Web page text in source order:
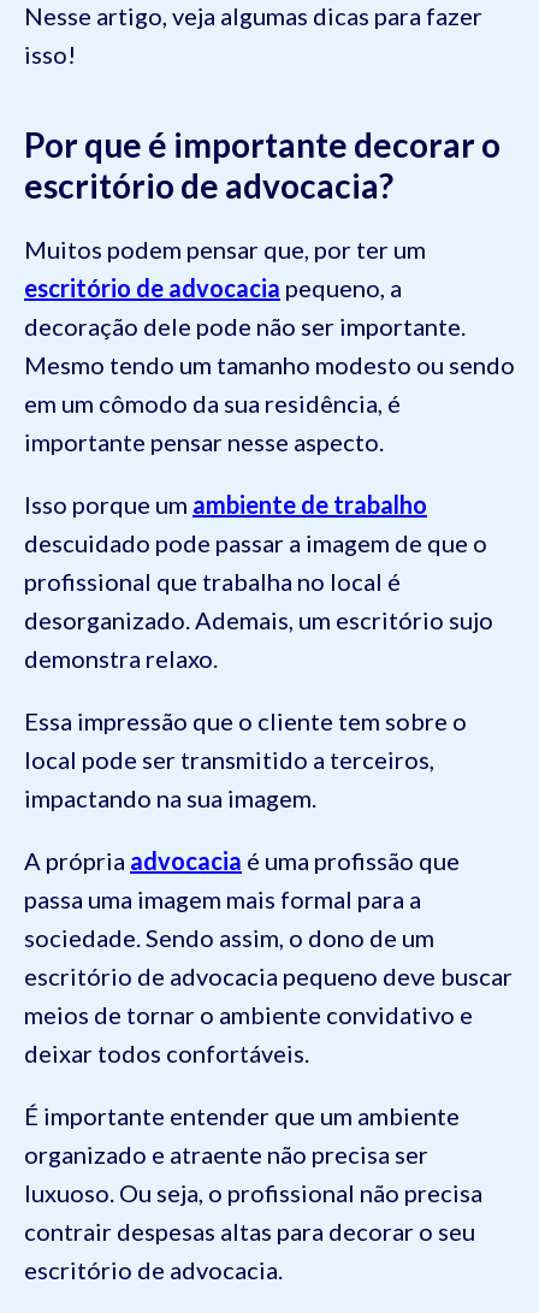
Nesse artigo, veja algumas dicas para fazer
isso!
Por que é importante decorar o
escritório de advocacia?
Muitos podem pensar que, por ter um
escritório de advocacia pequeno, a
decoração dele pode não ser importante.
Mesmo tendo um tamanho modesto ou sendo
em um cômodo da sua residência, é
importante pensar nesse aspecto.
Isso porque um ambiente de trabalho
descuidado pode passar a imagem de que o
profissional que trabalha no local é
desorganizado. Ademais, um escritório sujo
demonstra relaxo.
Essa impressão que o cliente tem sobre o
local pode ser transmitido a terceiros,
impactando na sua imagem.
A própria advocacia é uma profissão que
passa uma imagem mais formal para a
sociedade. Sendo assim, o dono de um
escritório de advocacia pequeno deve buscar
meios de tornar o ambiente convidativo e
deixar todos confortáveis.
É importante entender que um ambiente
organizado e atraente não precisa ser
luxuoso. Ou seja, o profissional não precisa
contrair despesas altas para decorar o seu
escritório de advocacia.